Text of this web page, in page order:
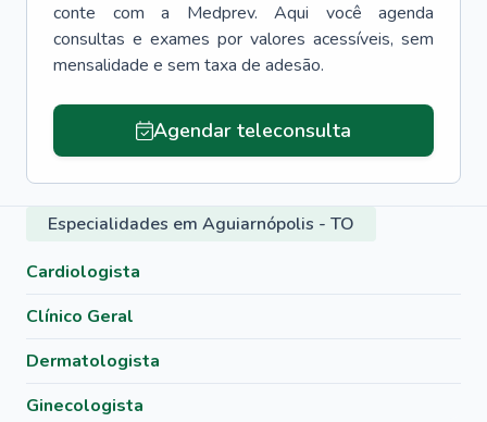
conte com a Medprev. Aqui você agenda
consultas e exames por valores acessíveis, sem
mensalidade e sem taxa de adesão.
Agendar teleconsulta
Especialidades em Aguiarnópolis - TO
Cardiologista
Clínico Geral
Dermatologista
Ginecologista